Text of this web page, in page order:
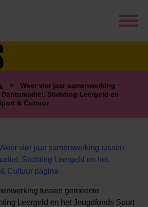
>
Weer vier jaar samenwerking
Stichting Leergeld en
& Cultuur
vier jaar samenwerking tussen
Stichting Leergeld en het
Cultuur pagina
tussen gemeente
Leergeld en het Jeugdfonds Sport